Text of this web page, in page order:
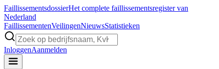
FaillissementsdossierHet complete faillissementsregister van
Nederland
FaillissementenVeilingenNieuwsStatistieken
InloggenAanmelden